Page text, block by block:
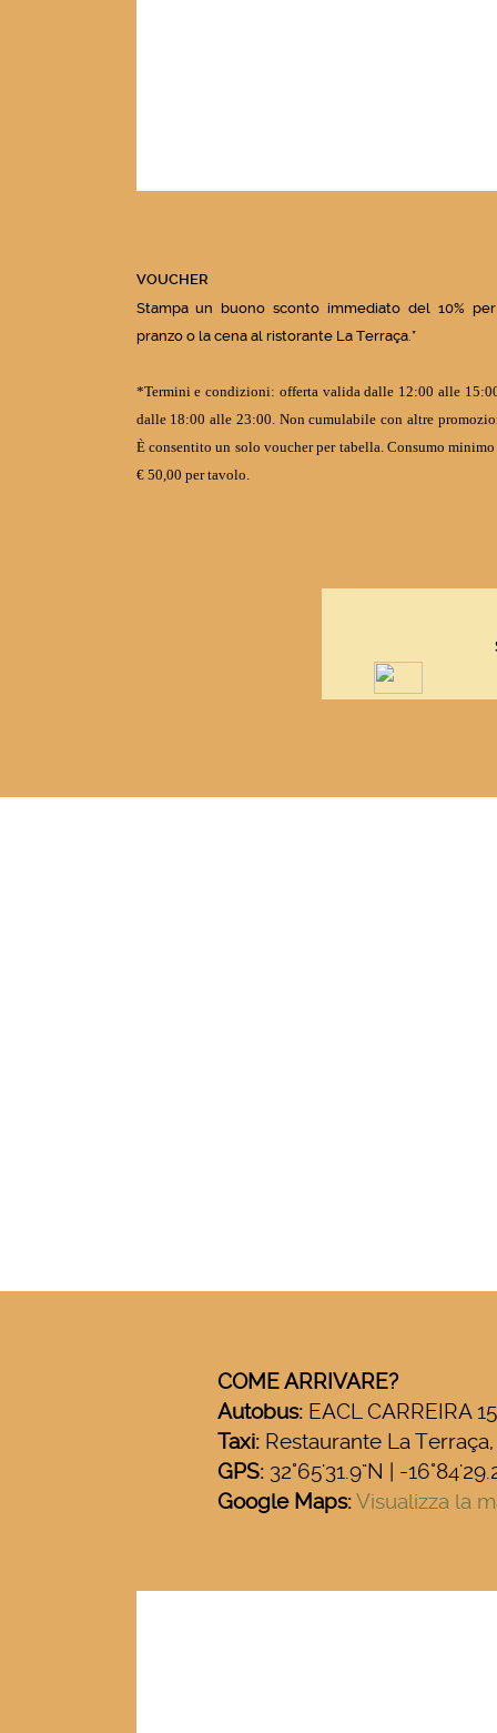
VOUCHER
Stampa un buono sconto immediato del 10%
pranzo o la cena al ristorante La Terraça.*
*Termini e condizioni: offerta valida dalle 12:00 alle
dalle 18:00 alle 23:00. Non cumulabile con altre
È consentito un solo voucher per tabella. Consumo
€ 50,00 per tavolo.
COME ARRIVARE?
Autobus: EACL CARREIRA
Taxi: Restaurante La
GPS: 32°65'31.9"N | -
Google Maps:Visualizza la